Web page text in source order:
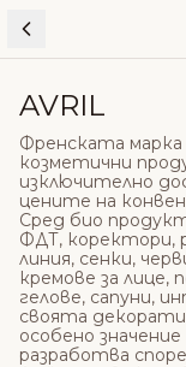
Skip to content
AVRIL
Френската марка
козметични
изключително
цените на
Сред био
ФДТ, коректори,
линия, сенки,
кремове за
гелове, сапуни,
своята
особено
разработва